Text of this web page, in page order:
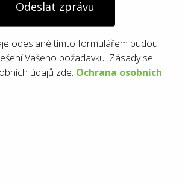
Odeslat zprávu
odeslané tímto formulářem budou
Vašeho požadavku. Zásady se
údajů zde: Ochrana osobních